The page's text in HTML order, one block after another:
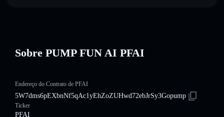
Sobre PUMP FUN AI PFAI
Endereço do Contrato de PFAI
5W7dms6pEXbnNf5qAc1yEhZoZUHwd72ebJrSy3Gopump
Ticker
PFAI